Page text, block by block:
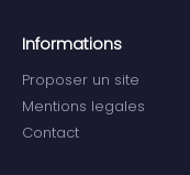
Informations
Proposer un site
Mentions legales
Contact